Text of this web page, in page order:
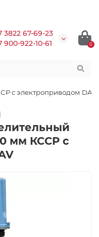
3822 67-69-23
900-922-10-61
0
с электроприводом DAV
мм КССР с